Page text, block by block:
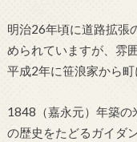
明治26年頃に道路拡張
められていますが、雰
平成2年に笹浪家から町
1848（嘉永元）年築の
の歴史をたどるガイダ